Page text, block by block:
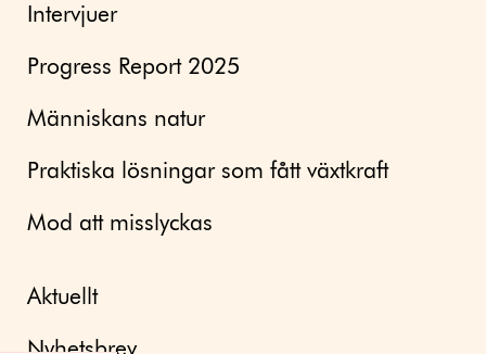
Intervjuer
Progress Report 2025
Människans natur
Praktiska lösningar som fått växtkraft
Mod att misslyckas
Aktuellt